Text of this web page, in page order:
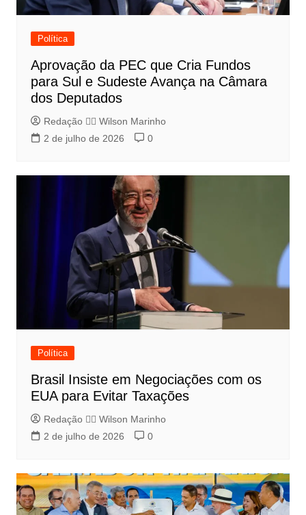
Política
Aprovação da PEC que Cria Fundos
para Sul e Sudeste Avança na Câmara
dos Deputados
Redação 👨‍⚖️​ Wilson Marinho
2 de julho de 2026
0
Política
Brasil Insiste em Negociações com os
EUA para Evitar Taxações
Redação 👨‍⚖️​ Wilson Marinho
2 de julho de 2026
0